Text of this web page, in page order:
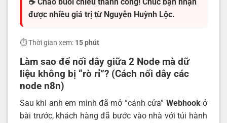
được nhiều giá trị từ Nguyễn Huỳnh Lộc.
⏱️ Thời gian xem: 15 phút
Làm sao để nối dây giữa 2 Node mà dữ
liệu không bị “rò rỉ”? (Cách nối dây các
node n8n)
Sau khi anh em mình đã mở “cánh cửa” Webhookở
bài trước, khách hàng đã bước vào nhà với túi hành